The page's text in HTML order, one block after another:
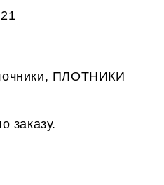
21
ПЛОТНИКИ
заказу.